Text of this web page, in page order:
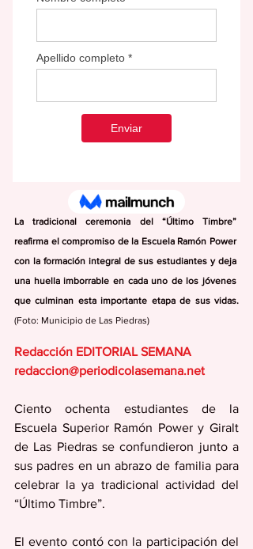
La tradicional ceremonia del “Último Timbre”
reafirma el compromiso de la Escuela Ramón Power
con la formación integral de sus estudiantes y deja
una huella imborrable en cada uno de los jóvenes
que culminan esta importante etapa de sus vidas.
(Foto: Municipio de Las Piedras)
Redacción EDITORIAL SEMANA
redaccion@periodicolasemana.net
Ciento ochenta estudiantes de la
Escuela Superior Ramón Power y Giralt
de Las Piedras se confundieron junto a
sus padres en un abrazo de familia para
celebrar la ya tradicional actividad del
“Último Timbre”.
El evento contó con la participación del